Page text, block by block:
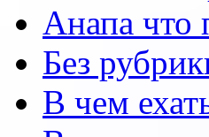
Анапа что
Без
В чем